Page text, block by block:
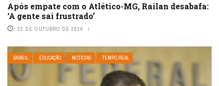
Após empate com o Atlético-MG, Railan desabafa:
‘A gente sai frustrado’
22 DE OUTUBRO DE 2014
BRASIL EDUCAÇÃO NOTÍCIAS TEMPO REAL